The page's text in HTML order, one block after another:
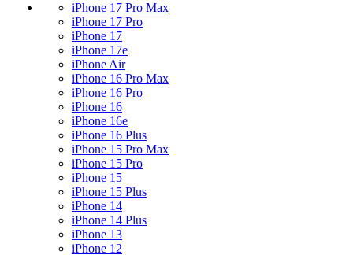
iPhone 17 Pro Max
iPhone 17 Pro
iPhone 17
iPhone 17e
iPhone Air
iPhone 16 Pro Max
iPhone 16 Pro
iPhone 16
iPhone 16e
iPhone 16 Plus
iPhone 15 Pro Max
iPhone 15 Pro
iPhone 15
iPhone 15 Plus
iPhone 14
iPhone 14 Plus
iPhone 13
iPhone 12